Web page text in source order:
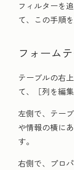
フィルターを
て、この手順
フォーム
テーブルの右
て、
［列を編
左側で、テー
や情報の横に
す。
右側で、 プロ